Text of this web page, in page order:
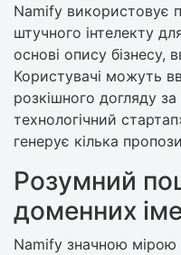
Namify використовує
штучного інтелекту
основі опису бізнесу,
Користувачі можуть
розкішного догляду
технологічний
генерує кілька
Розумний
доменних
Namify значною мірою